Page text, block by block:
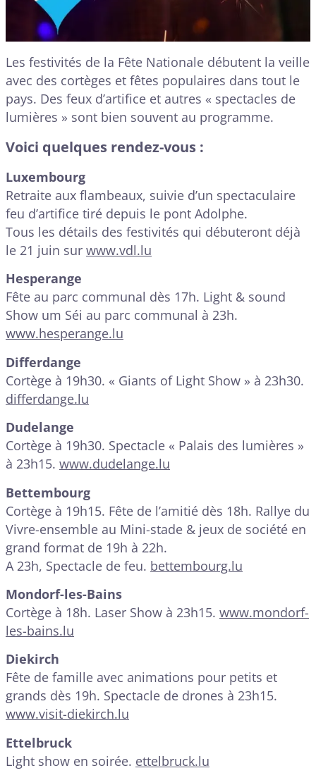
Les festivités de la Fête Nationale débutent la veille
avec des cortèges et fêtes populaires dans tout le
pays. Des feux d’artifice et autres « spectacles de
lumières » sont bien souvent au programme.
Voici quelques rendez-vous :
Luxembourg
Retraite aux flambeaux, suivie d’un spectaculaire
feu d’artifice tiré depuis le pont Adolphe.
Tous les détails des festivités qui débuteront déjà
le 21 juin sur www.vdl.lu
Hesperange
Fête au parc communal dès 17h. Light & sound
Show um Séi au parc communal à 23h.
www.hesperange.lu
Differdange
Cortège à 19h30. « Giants of Light Show » à 23h30.
differdange.lu
Dudelange
Cortège à 19h30. Spectacle « Palais des lumières »
à 23h15. www.dudelange.lu
Bettembourg
Cortège à 19h15. Fête de l’amitié dès 18h. Rallye du
Vivre-ensemble au Mini-stade & jeux de société en
grand format de 19h à 22h.
A 23h, Spectacle de feu. bettembourg.lu
Mondorf-les-Bains
Cortège à 18h. Laser Show à 23h15. www.mondorf-
les-bains.lu
Diekirch
Fête de famille avec animations pour petits et
grands dès 19h. Spectacle de drones à 23h15.
www.visit-diekirch.lu
Ettelbruck
Light show en soirée. ettelbruck.lu